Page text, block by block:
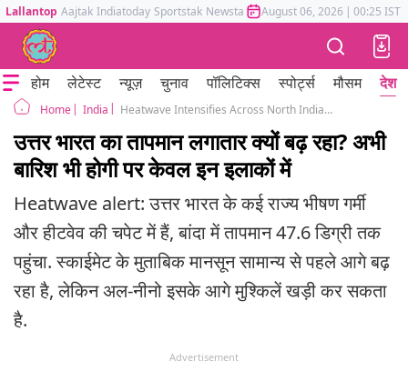
Lallantop Aajtak Indiatoday Sportstak Newstak Mumbai Tak Astrotak
August 06, 2026 | 00:25 IST
होम लेटेस्ट न्यूज़ चुनाव पॉलिटिक्स स्पोर्ट्स मौसम देश
Home India Heatwave Intensifies Across North India Early Monsoon Raises rain in south
उत्तर भारत का तापमान लगातार क्यों बढ़ रहा? अभी
बारिश भी होगी पर केवल इन इलाकों में
Heatwave alert: उत्तर भारत के कई राज्य भीषण गर्मी
और हीटवेव की चपेट में हैं, बांदा में तापमान 47.6 डिग्री तक
पहुंचा. स्काईमेट के मुताबिक मानसून सामान्य से पहले आगे बढ़
रहा है, लेकिन अल-नीनो इसके आगे मुश्किलें खड़ी कर सकता
है.
Advertisement